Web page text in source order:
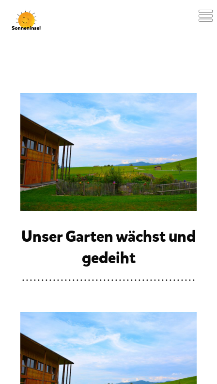
Unser Garten wächst und
gedeiht